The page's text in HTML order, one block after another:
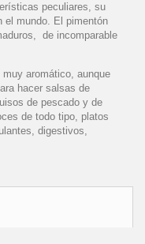
peculiares, su
el mundo. El pimentón
de incomparable
aromático, aunque
hacer salsas de
de pescado y de
de todo tipo, platos
digestivos,